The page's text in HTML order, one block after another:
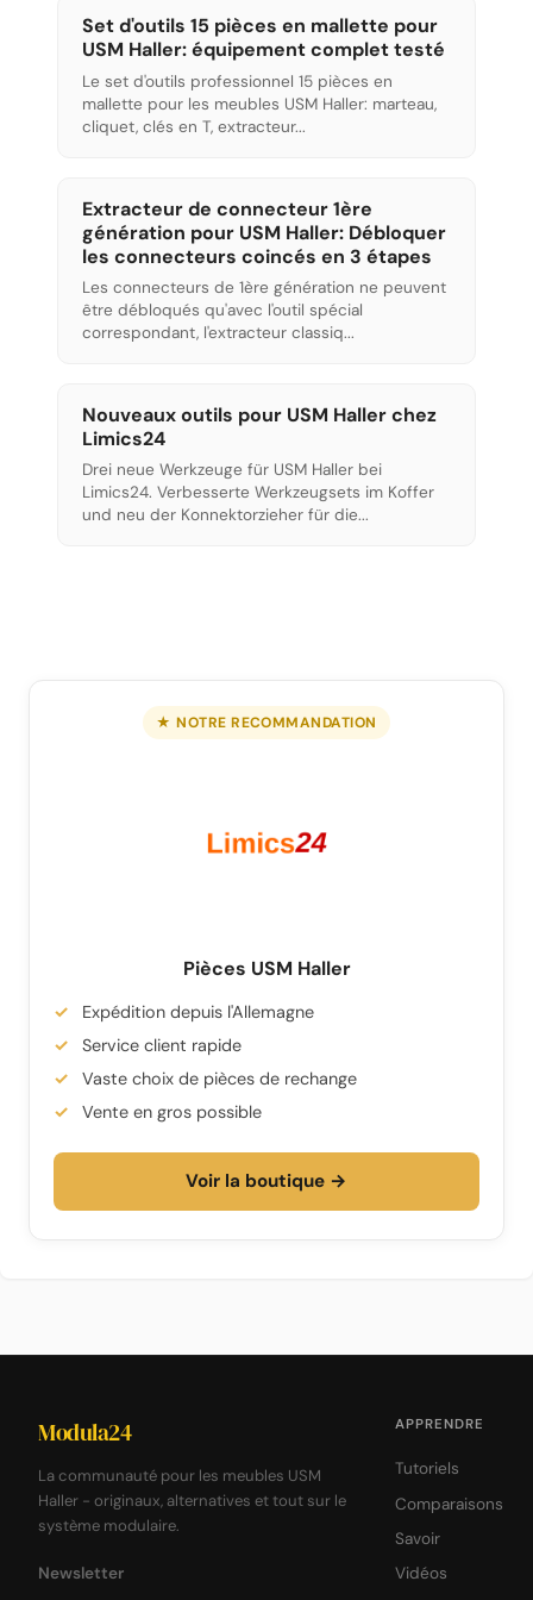
Set d'outils 15 pièces en mallette pour
USM Haller: équipement complet testé
Le set d'outils professionnel 15 pièces en
mallette pour les meubles USM Haller: marteau,
cliquet, clés en T, extracteur...
Extracteur de connecteur 1ère
génération pour USM Haller: Débloquer
les connecteurs coincés en 3 étapes
Les connecteurs de 1ère génération ne peuvent
être débloqués qu'avec l'outil spécial
correspondant, l'extracteur classiq...
Nouveaux outils pour USM Haller chez
Limics24
Drei neue Werkzeuge für USM Haller bei
Limics24. Verbesserte Werkzeugsets im Koffer
und neu der Konnektorzieher für die...
★ NOTRE RECOMMANDATION
Pièces USM Haller
Expédition depuis l'Allemagne
Service client rapide
Vaste choix de pièces de rechange
Vente en gros possible
Voir la boutique →
Modula24
La communauté pour les meubles USM
Haller - originaux, alternatives et tout sur le
système modulaire.
Newsletter
APPRENDRE
Tutoriels
Comparaisons
Savoir
Vidéos